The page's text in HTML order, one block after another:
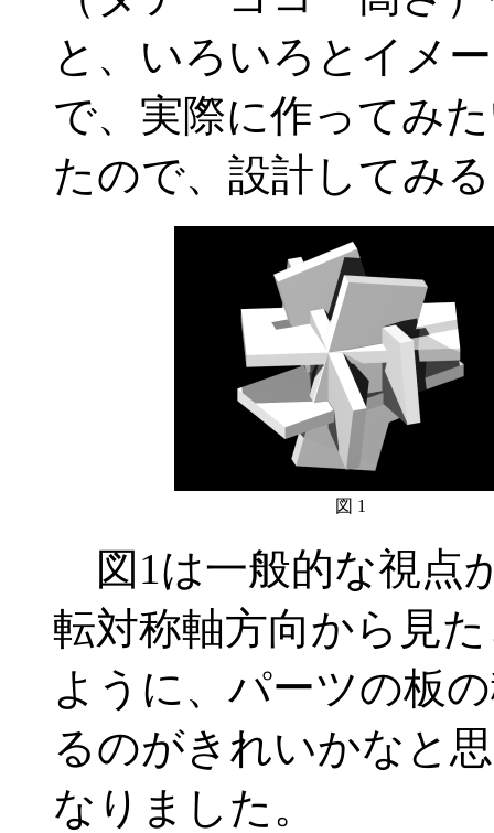
と、いろいろとイメ
で、実際に作ってみ
たので、設計してみ
図 1
図1は一般的な視点
転対称軸方向から見
ように、パーツの板
るのがきれいかなと
なりました。